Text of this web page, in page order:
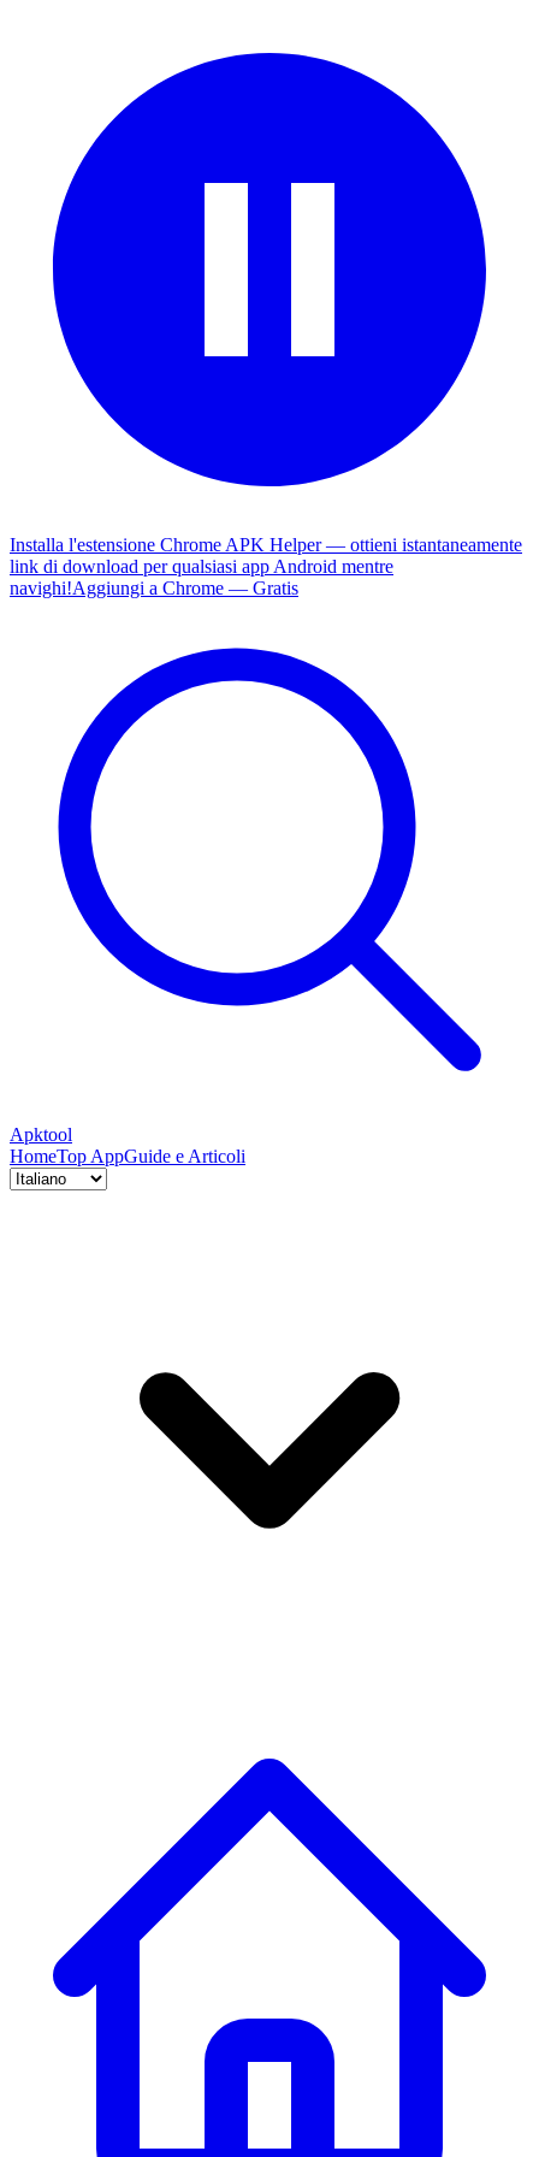
Installa l'estensione Chrome APK Helper — ottieni istantaneamente
link di download per qualsiasi app Android mentre
navighi!Aggiungi a Chrome — Gratis
Apktool
HomeTop AppGuide e Articoli